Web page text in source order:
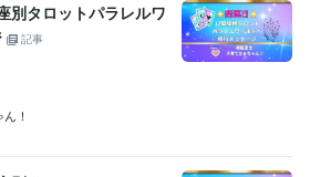
別タロットパラレルワ
記事
！